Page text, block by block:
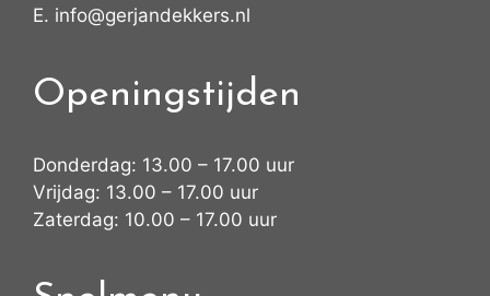
E. info@gerjandekkers.nl
Openingstijden
Donderdag: 13.00 – 17.00 uur
Vrijdag: 13.00 – 17.00 uur
Zaterdag: 10.00 – 17.00 uur